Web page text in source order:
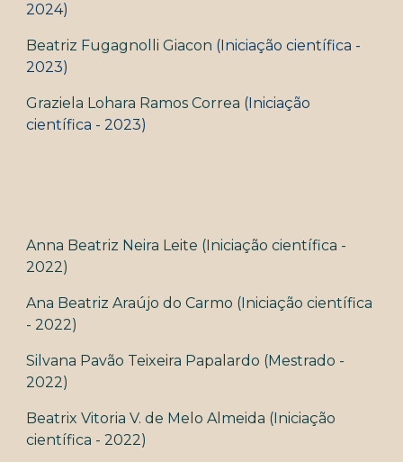
2024)
Beatriz Fugagnolli Giacon (Iniciação científica -
2023)
Graziela Lohara Ramos Correa (Iniciação
científica - 2023)
Anna Beatriz Neira Leite (Iniciação científica -
2022)
Ana Beatriz Araújo do Carmo (Iniciação científica
-2022)
Silvana Pavão Teixeira Papalardo (Mestrado -
2022)
Beatrix Vitoria V. de Melo Almeida (Iniciação
científica -2022)